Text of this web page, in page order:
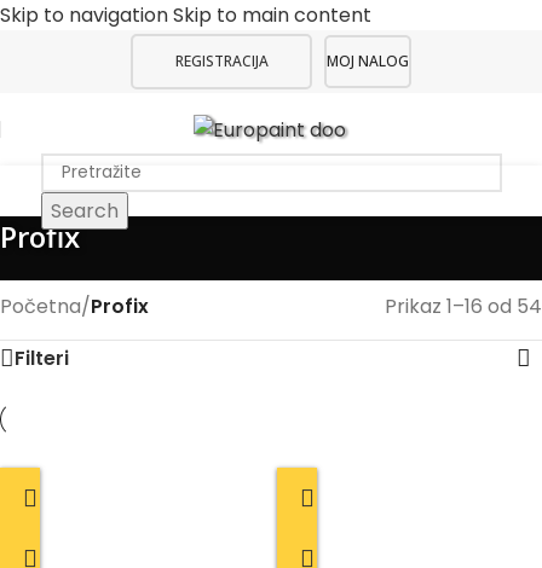
Skip to navigationSkip to main content
REGISTRACIJA MOJ NALOG
Search
Profix
Početna/Profix
Prikaz 1–16 od 54
Filteri